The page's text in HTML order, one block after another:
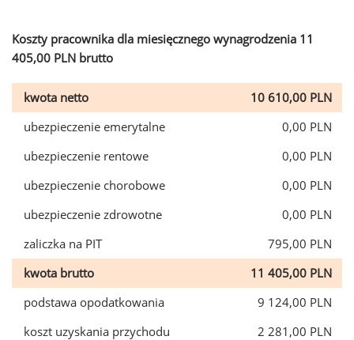
Koszty pracownika dla miesięcznego wynagrodzenia 11
405,00 PLN brutto
kwota netto
10 610,00 PLN
ubezpieczenie emerytalne
0,00 PLN
ubezpieczenie rentowe
0,00 PLN
ubezpieczenie chorobowe
0,00 PLN
ubezpieczenie zdrowotne
0,00 PLN
zaliczka na PIT
795,00 PLN
kwota brutto
11 405,00 PLN
podstawa opodatkowania
9 124,00 PLN
koszt uzyskania przychodu
2 281,00 PLN